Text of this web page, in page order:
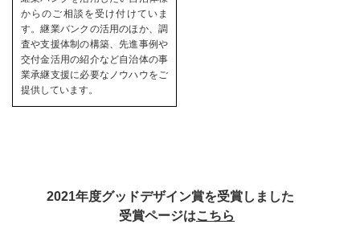
からのご相談を受け付けていま
す。継業バンクの活用のほか、調
査や支援体制の構築、先進事例や
交付金活用の紹介など自治体の事
業承継支援に必要なノウハウをご
提供しています。
2021年度グッドデザイン賞を受賞しました
受賞ページはこちら